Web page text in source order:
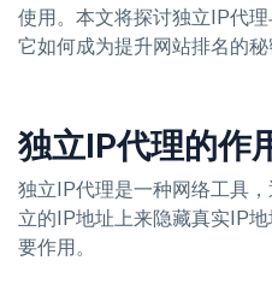
使用。本文将探讨独立IP代
它如何成为提升网站排名的秘
独立IP代理的作
独立IP代理是一种网络工具
立的IP地址上来隐藏真实IP
要作用。